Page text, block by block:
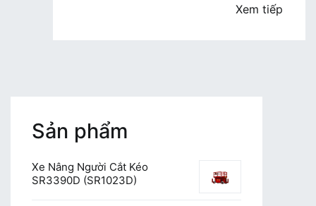
Xem tiếp
Sản phẩm
Xe Nâng Người Cắt Kéo
SR3390D (SR1023D)